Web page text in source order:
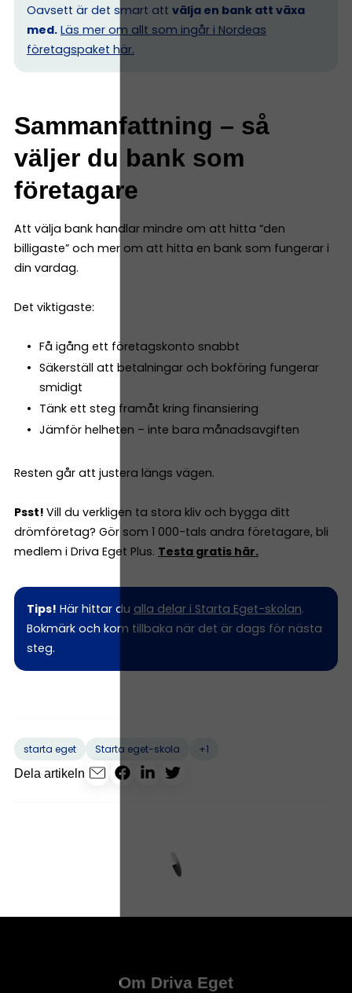
Oavsett är det smart att välja en bank att växa
med. Läs mer om allt som ingår i Nordeas
företagspaket här.
Sammanfattning – så
väljer du bank som
företagare
Att välja bank handlar mindre om att hitta “den
billigaste” och mer om att hitta en bank som fungerar i
din vardag.
Det viktigaste:
Få igång ett företagskonto snabbt
Säkerställ att betalningar och bokföring fungerar
smidigt
Tänk ett steg framåt kring finansiering
Jämför helheten – inte bara månadsavgiften
Resten går att justera längs vägen.
Psst! Vill du verkligen ta stora kliv och bygga ditt
drömföretag? Gör som 1 000-tals andra företagare, bli
medlem i Driva Eget Plus. Testa gratis här.
Tips! Här hittar du alla delar i Starta Eget-skolan.
Bokmärk och kom tillbaka när det är dags för nästa
steg.
starta eget Starta eget-skola
+1
Dela artikeln
Om Driva Eget